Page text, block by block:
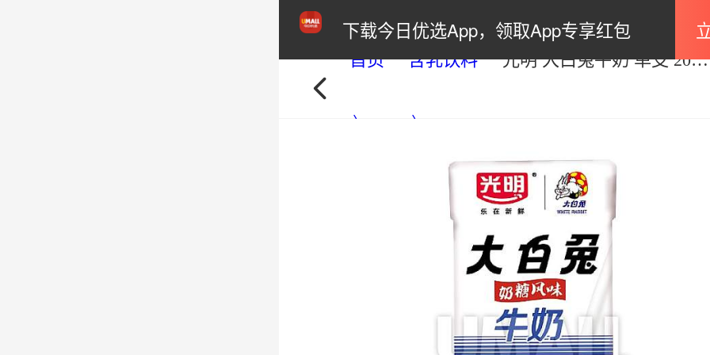
下载今日优选App，领取App专享红包
首页 含乳饮料 光明 大白兔牛奶 单支 200ml